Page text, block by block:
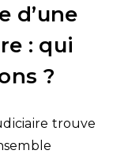
d’une
: qui
?
trouve